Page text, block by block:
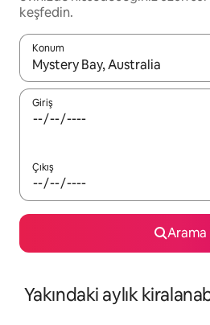
keşfedin.
Konum
Sonuçlar kullanılabilir olduğunda
Giriş
Çıkış
Arama
Yakındaki aylık